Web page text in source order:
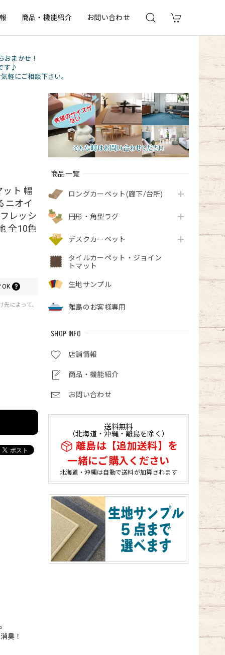
商品・機能紹介 お問い合わせ
おまかせ！
す♪
軽にご相談下さい。
商品一覧
ロングカーペット(廊下/台所)
円形・角型ラグ
デスクカーペット
タイルカーペット・ジョイン
トマット
生地サンプル
離島のお客様専用
SHOP INFO
店舗情報
商品・機能紹介
お問い合わせ
送料無料
（北海道・沖縄・離島を除く）
離島は【追加送料】を
一緒にご購入ください
北海道・沖縄は自動で送料が加算されます
ト 幅
ニオイ
レッシ
全10色
OK
によって、
臭！